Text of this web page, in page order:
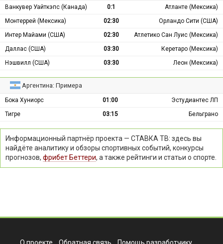
Ванкувер Уайткэпс (Канада) 0:1
Атланте (Мексика)
Монтеррей (Мексика)
02:30
Орландо Сити (США)
Интер Майами (США)
02:30
Атлетико Сан Луис (Мексика)
Даллас (США)
03:30
Керетаро (Мексика)
Нэшвилл (США)
03:30 Леон (Мексика)
Аргентина: Примера
Бока Хуниорс 01:00
Эстудиантес ЛП
Тигре
03:15 Бельграно
Информационный партнёр проекта — СТАВКА ТВ: здесь вы
найдёте аналитику и обзоры спортивных событий, конкурсы
прогнозов, фрибет Беттери, а также рейтинги и статьи о спорте.
О проекте Обратная связь Помощь разработчику